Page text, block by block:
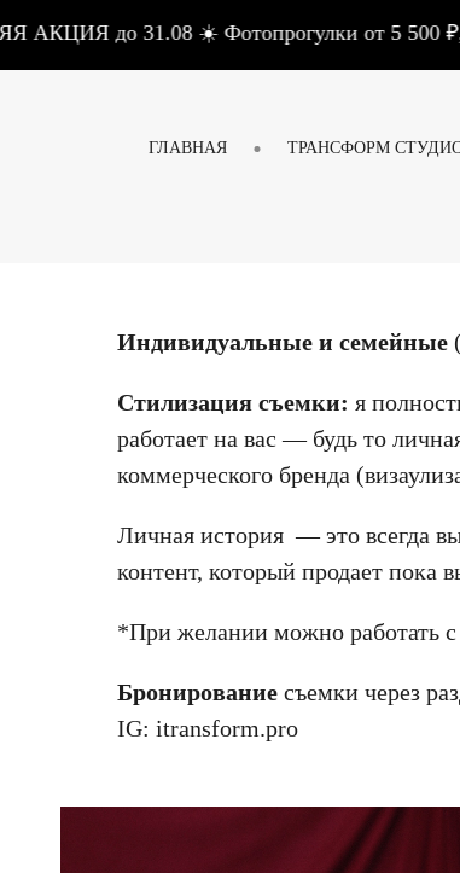
ГЛАВНАЯ ТРАНСФОРМ
Индивидуальные и семейные
Стилизация съемки: я
работает на вас — будь то
коммерческого бренда
Личная история — это всегда
контент, который продает пока
*При желании можно работать
Бронирование съемки через
IG: itransform.pro
31.08 ☀️ Фотопрогулки от 5 500 ₽,